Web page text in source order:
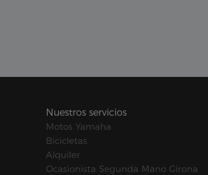
Nuestros servicios
Motos Yamaha
Bicicletas
Alquiler
Ocasionista Segunda Mano Girona